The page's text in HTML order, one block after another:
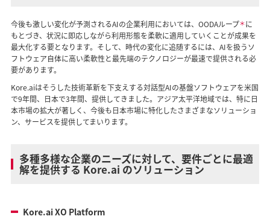
今後も激しい変化が予測されるAIの企業利用においては、OODAループ＊に
もとづき、状況に即応しながら利用形態を柔軟に適用していくことが成果を
最大化する要となります。そして、時代の変化に追随するには、AIを扱うソ
フトウェア自体に高い柔軟性と最先端のテクノロジーが最速で提供される必
要があります。
Kore.aiはそうした技術革新を下支えする対話型AIの基盤ソフトウェアを米国
で9年間、日本で3年間、提供してきました。アジア太平洋地域では、特に日
本市場の拡大が著しく、今後も日本市場に特化したさまざまなソリューショ
ン、サービスを提供してまいります。
多種多様な企業のニーズに対して、要件ごとに最適
解を提供する Kore.ai のソリューション
Kore.ai XO Platform